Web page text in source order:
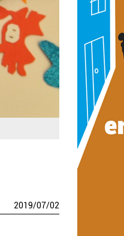
2019/07/02